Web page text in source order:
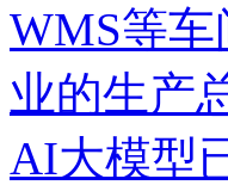
WMS等
业的生产
AI大模型